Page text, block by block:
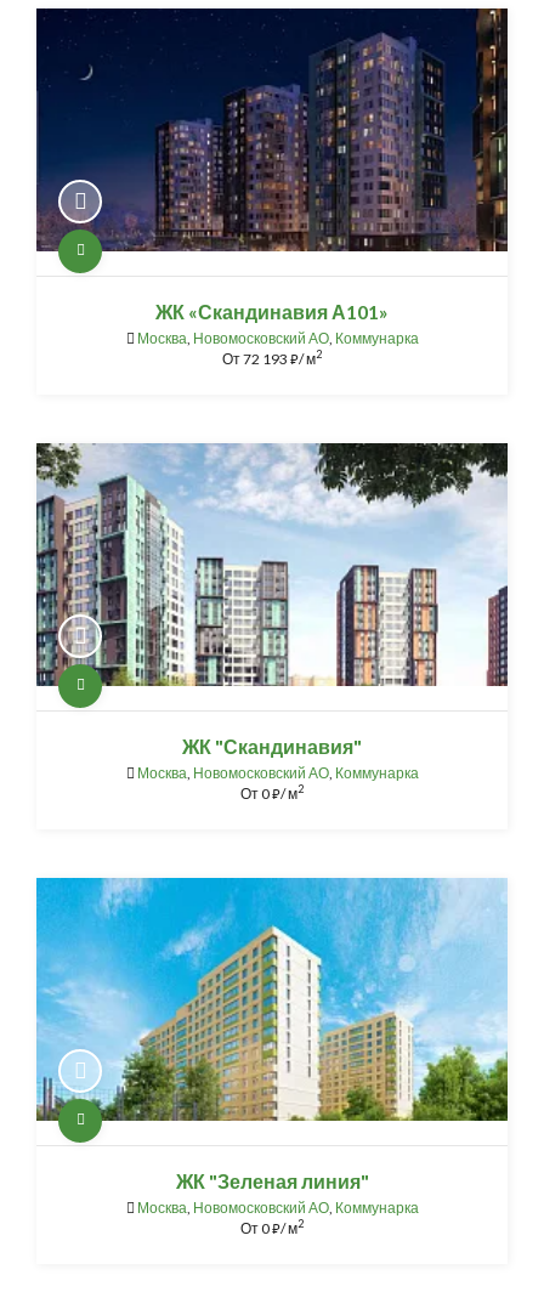
ЖК «Скандинавия А101»
Москва Новомосковский АО, Коммунарка
От72 193 ⃏/ м2
ЖК "Скандинавия"
Москва Новомосковский АО, Коммунарка
От0⃏/ м2
ЖК "Зеленая линия"
Москва Новомосковский АО, Коммунарка
От0⃏/ м2